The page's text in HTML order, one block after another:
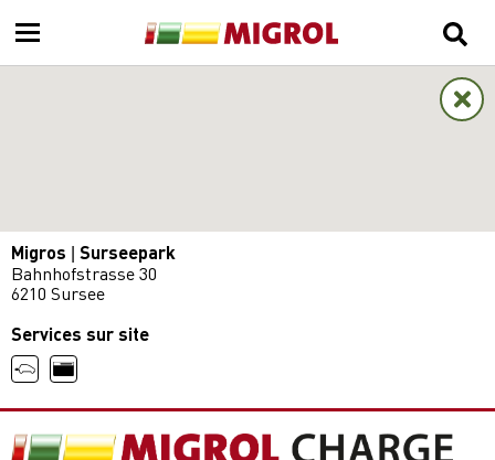
Migros | Surseepark
Bahnhofstrasse 30
6210 Sursee
Services sur site